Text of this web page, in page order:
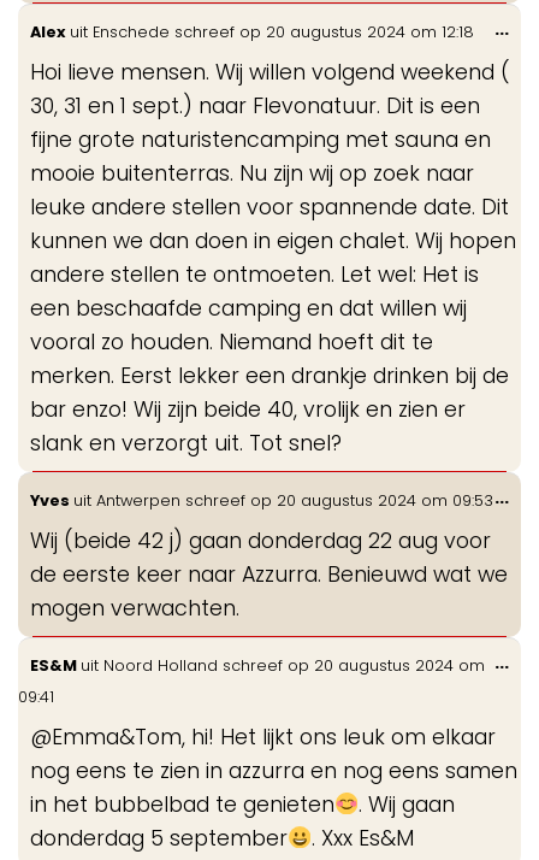
Alex uit Enschede schreef op 20 augustus 2024 om 12:18
Hoi lieve mensen. Wij willen volgend weekend (
30, 31 en 1 sept.) naar Flevonatuur. Dit is een
fijne grote naturistencamping met sauna en
mooie buitenterras. Nu zijn wij op zoek naar
leuke andere stellen voor spannende date. Dit
kunnen we dan doen in eigen chalet. Wij hopen
andere stellen te ontmoeten. Let wel: Het is
een beschaafde camping en dat willen wij
vooral zo houden. Niemand hoeft dit te
merken. Eerst lekker een drankje drinken bij de
bar enzo! Wij zijn beide 40, vrolijk en zien er
slank en verzorgt uit. Tot snel?
...
Yves uit Antwerpen schreef op 20 augustus 2024 om 09:53
Wij (beide 42 j) gaan donderdag 22 aug voor
de eerste keer naar Azzurra. Benieuwd wat we
mogen verwachten.
...
ES&M uit Noord Holland schreef op 20 augustus 2024 om
09:41
@Emma&Tom, hi! Het lijkt ons leuk om elkaar
nog eens te zien in azzurra en nog eens samen
in het bubbelbad te genieten
. Wij gaan
donderdag 5 september
. Xxx Es&M
...